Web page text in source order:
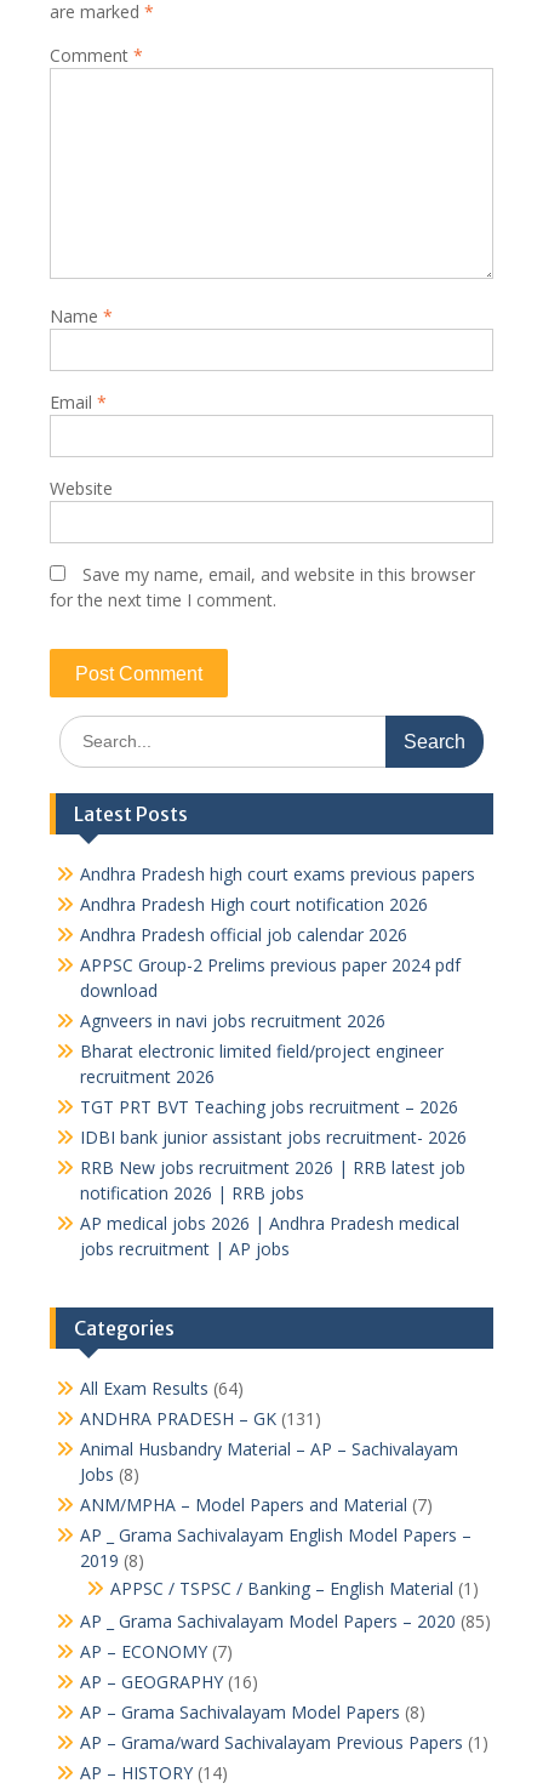
are marked *
Comment *
Name *
Email *
Website
Save my name, email, and website in this browser
for the next time I comment.
Search
for:
Latest Posts
Andhra Pradesh high court exams previous papers
Andhra Pradesh High court notification 2026
Andhra Pradesh official job calendar 2026
APPSC Group-2 Prelims previous paper 2024 pdf
download
Agnveers in navi jobs recruitment 2026
Bharat electronic limited field/project engineer
recruitment 2026
TGT PRT BVT Teaching jobs recruitment – 2026
IDBI bank junior assistant jobs recruitment- 2026
RRB New jobs recruitment 2026 | RRB latest job
notification 2026 | RRB jobs
AP medical jobs 2026 | Andhra Pradesh medical
jobs recruitment | AP jobs
Categories
All Exam Results (64)
ANDHRA PRADESH – GK(131)
Animal Husbandry Material – AP – Sachivalayam
Jobs (8)
ANM/MPHA – Model Papers and Material (7)
AP _ Grama Sachivalayam English Model Papers –
2019 (8)
APPSC / TSPSC / Banking – English Material (1)
AP _ Grama Sachivalayam Model Papers – 2020 (85)
AP – ECONOMY(7)
AP – GEOGRAPHY(16)
AP – Grama Sachivalayam Model Papers (8)
AP – Grama/ward Sachivalayam Previous Papers (1)
AP – HISTORY(14)